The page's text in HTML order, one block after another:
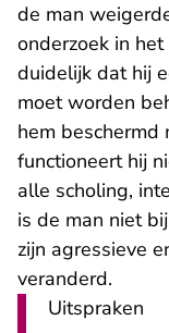
de man
onderzoek in
duidelijk dat hij
moet worden
hem beschermd
functioneert hij
alle scholing,
is de man niet
zijn agressieve
veranderd.
Uitspraken